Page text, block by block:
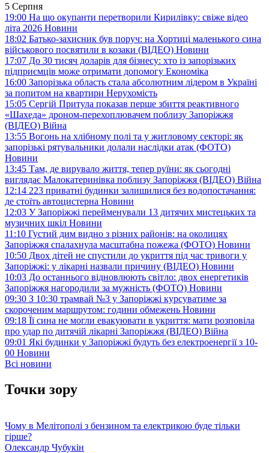
5 Серпня
19:00 На що окупанти перетворили Кирилівку: свіже відео
літа 2026 Новини
18:02 Батько-захисник був поруч: на Хортиці маленького сина
військового посвятили в козаки (ВІДЕО) Новини
17:07 До 30 тисяч доларів для бізнесу: хто із запорізьких
підприємців може отримати допомогу Економіка
16:00 Запорізька область стала абсолютним лідером в Україні
за попитом на квартири Нерухомість
15:05 Сергій Притула показав перше збиття реактивного
«Шахеда» дроном-перехоплювачем поблизу Запоріжжя
(ВІДЕО) Війна
13:55 Вогонь на хлібному полі та у житловому секторі: як
запорізькі рятувальники долали наслідки атак (ФОТО)
Новини
13:45 Там, де вирувало життя, тепер руїни: як сьогодні
виглядає Малокатеринівка поблизу Запоріжжя (ВІДЕО) Війна
12:14 223 приватні будинки залишилися без водопостачання:
де стоїть автоцистерна Новини
12:03 У Запоріжжі перейменували 13 дитячих мистецьких та
музичних шкіл Новини
11:10 Густий дим видно з різних районів: на околицях
Запоріжжя спалахнула масштабна пожежа (ФОТО) Новини
10:50 Двох дітей не спустили до укриття під час тривоги у
Запоріжжі: у лікарні назвали причину (ВІДЕО) Новини
10:03 До останнього відновлюють світло: двох енергетиків
Запоріжжя нагородили за мужність (ФОТО) Новини
09:30 З 10:30 трамвай №3 у Запоріжжі курсуватиме за
скороченим маршрутом: години обмежень Новини
09:18 Її сина не могли евакуювати в укриття: мати розповіла
про удар по дитячій лікарні Запоріжжя (ВІДЕО) Війна
09:01 Які будинки у Запоріжжі будуть без електроенергії з 10-
00 Новини
Всі новини
Точки зору
Чому в Мелітополі з бензином та електрикою буде тільки
гірше?
Олександр Чубукін